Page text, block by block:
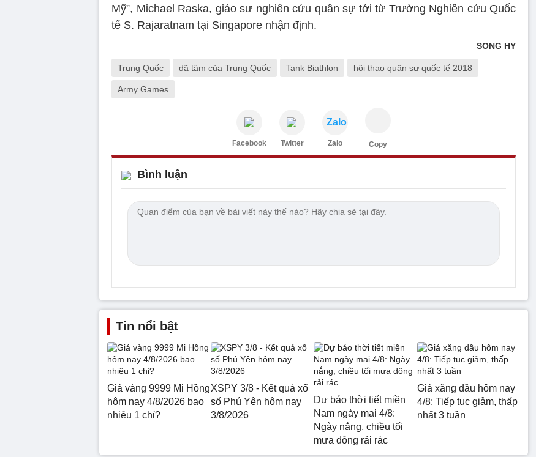
Mỹ”, Michael Raska, giáo sư nghiên cứu quân sự tới từ Trường Nghiên cứu Quốc
tế S. Rajaratnam tại Singapore nhận định.
SONG HY
Trung Quốc dã tâm của Trung Quốc Tank Biathlon hội thao quân sự quốc tế 2018
Army Games
Facebook Twitter
Zalo
Zalo Copy
Bình luận
Tin nổi bật
Giá vàng 9999 Mi Hồng
hôm nay 4/8/2026 bao
nhiêu 1 chỉ?
XSPY 3/8 - Kết quả xổ
số Phú Yên hôm nay
3/8/2026
Dự báo thời tiết miền
Nam ngày mai 4/8:
Ngày nắng, chiều tối
mưa dông rải rác
Giá xăng dầu hôm nay
4/8: Tiếp tục giảm, thấp
nhất 3 tuần